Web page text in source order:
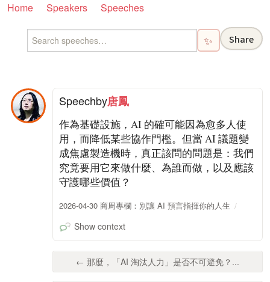
Home Speakers Speeches
✨ Share
Speechby唐鳳
作為基礎設施，AI 的確可能因為愈多人使
用，而降低某些協作門檻。但當 AI 議題變
成焦慮製造機時，真正該問的問題是：我們
究竟要用它來做什麼、為誰而做，以及應該
守護哪些價值？
2026-04-30 商周專欄：別讓 AI 預言指揮你的人生
Show context
← 那麼，「AI 淘汰人力」是否不可避免？...